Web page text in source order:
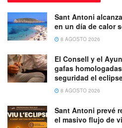
Sant Antoni
en un día de calor
8 AGOSTO 2026
El Consell y el
gafas
seguridad el
8 AGOSTO 2026
Sant Antoni prevé
el masivo flujo de